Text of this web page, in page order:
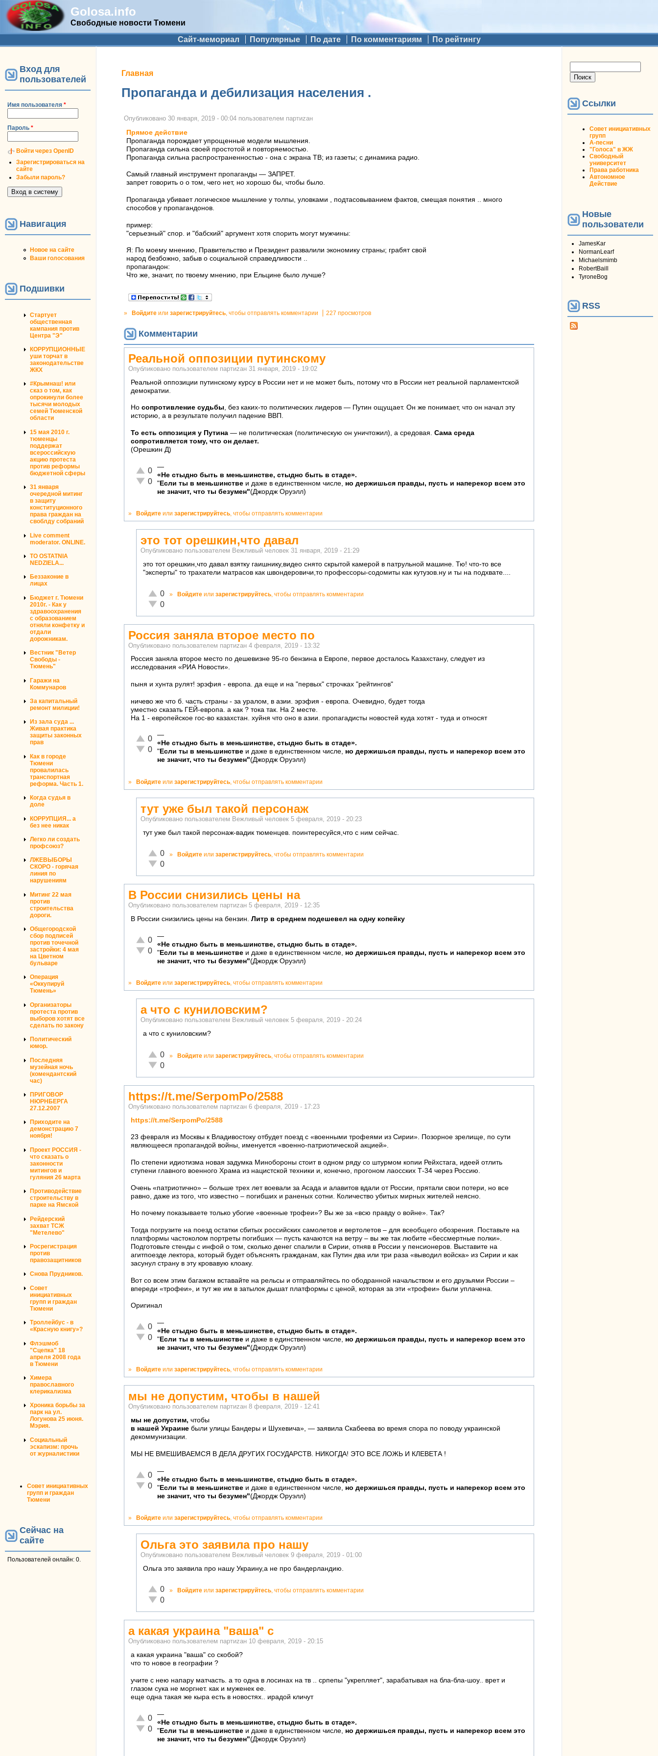
Golosa.info
Свободные новости Тюмени
Дополнительное меню Сайт-мемориал Популярные По дате По комментариям По рейтингу
Вход для
пользователей
Имя пользователя *
Пароль *
Войти через OpenID
Зарегистрироваться на
сайте
Забыли пароль?
Навигация
Новое на сайте
Ваши голосования
Подшивки
Стартует
общественная
кампания против
Центра "Э"
КОРРУПЦИОННЫЕ
уши торчат в
законодательстве
ЖКХ
#Крымнаш! или
сказ о том, как
опрокинули более
тысячи молодых
семей Тюменской
области
15 мая 2010 г.
тюменцы
поддержат
всероссийскую
акцию протеста
против реформы
бюджетной сферы
31 января
очередной митинг
в защиту
конституционного
права граждан на
своблду собраний
Live comment
moderator. ONLINE.
TO OSTATNIA
NEDZIELA...
Беззаконие в
лицах
Бюджет г. Тюмени
2010г. - Как у
здравоохранения
с образованием
отняли конфетку и
отдали
дорожникам.
Вестник "Ветер
Свободы -
Тюмень"
Гаражи на
Коммунаров
За капитальный
ремонт милиции!
Из зала суда ...
Живая практика
защиты законных
прав
Как в городе
Тюмени
провалилась
транспортная
реформа. Часть 1.
Когда судья в
доле
КОРРУПЦИЯ... а
без нее никак
Легко ли создать
профсоюз?
ЛЖЕВЫБОРЫ
СКОРО - горячая
линия по
нарушениям
Митинг 22 мая
против
строительства
дороги.
Общегородской
сбор подписей
против точечной
застройки: 4 мая
на Цветном
бульваре
Операция
«Оккупируй
Тюмень»
Организаторы
протеста против
выборов хотят все
сделать по закону
Политический
юмор.
Последняя
музейная ночь
(комендантский
час)
ПРИГОВОР
НЮРНБЕРГА
27.12.2007
Приходите на
демонстрацию 7
ноября!
Проект РОССИЯ -
что сказать о
законности
митингов и
гуляния 26 марта
Противодействие
строительству в
парке на Ямской
Рейдерский
захват ТСЖ
"Метелево"
Росрегистрация
против
правозащитников
Снова Прудников.
Совет
инициативных
групп и граждан
Тюмени
Троллейбус - в
«Красную книгу»?
Флэшмоб
"Сцепка" 18
апреля 2008 года
в Тюмени
Химера
православного
клерикализма
Хроника борьбы за
парк на ул.
Логунова 25 июня.
Мэрия.
Социальный
эскапизм: прочь
от журналистики
Совет инициативных
групп и граждан
Тюмени
Сейчас на
сайте
Пользователей онлайн: 0.
Вы здесь
Главная
Пропаганда и дебилизация населения .
Опубликовано 30 января, 2019 - 00:04 пользователем партиzан
Прямое действие
Пропаганда порождает упрощенные модели мышления.
Пропаганда сильна своей простотой и повторяемостью.
Пропаганда сильна распространенностью - она с экрана ТВ; из газеты; с динамика радио.
Самый главный инструмент пропаганды — ЗАПРЕТ.
запрет говорить о о том, чего нет, но хорошо бы, чтобы было.
Пропаганда убивает логическое мышление у толпы, уловками , подтасовыванием фактов, смещая понятия .. много
способов у пропагандонов.
пример:
"серьезный" спор. и "бабский" аргумент хотя спорить могут мужчины:
Я: По моему мнению, Правительство и Президент развалили экономику страны; грабят свой
народ безбожно, забыв о социальной справедливости ..
пропагандон:
Что же, значит, по твоему мнению, при Ельцине было лучше?
» Войдите или зарегистрируйтесь, чтобы отправлять комментарии 227 просмотров
Комментарии
Реальной оппозиции путинскому
Опубликовано пользователем партиzан 31 января, 2019 - 19:02
Реальной оппозиции путинскому курсу в России нет и не может быть, потому что в России нет реальной парламентской
демократии.
Но сопротивление судьбы, без каких-то политических лидеров — Путин ощущает. Он же понимает, что он начал эту
историю, а в результате получил падение ВВП.
То есть оппозиция у Путина — не политическая (политическую он уничтожил), а средовая. Сама среда
сопротивляется тому, что он делает.
(Орешкин Д)
Отлично!
0
Неадекватно!
0
—
«Не стыдно быть в меньшинстве, стыдно быть в стаде».
"Если ты в меньшинстве и даже в единственном числе, но держишься правды, пусть и наперекор всем это
не значит, что ты безумен"(Джордж Оруэлл)
» Войдите или зарегистрируйтесь, чтобы отправлять комментарии
это тот орешкин,что давал
Опубликовано пользователем Вежливый человек 31 января, 2019 - 21:29
это тот орешкин,что давал взятку гаишнику,видео снято скрытой камерой в патрульной машине. Тю! что-то все
"эксперты" то трахатели матрасов как швондеровичи,то профессоры-содомиты как кутузов.ну и ты на подхвате....
Отлично!
0
Неадекватно!
0
» Войдите или зарегистрируйтесь, чтобы отправлять комментарии
Россия заняла второе место по
Опубликовано пользователем партиzан 4 февраля, 2019 - 13:32
Россия заняла второе место по дешевизне 95-го бензина в Европе, первое досталось Казахстану, следует из
исследования «РИА Новости».
пыня и хунта рулят! эрэфия - европа. да еще и на "первых" строчках "рейтингов"
ничево же что б. часть страны - за уралом, в азии. эрэфия - европа. Очевидно, будет тогда
уместно сказать ГЕЙ-европа. а как ? тока так. На 2 месте.
На 1 - европейское гос-во казахстан. хуйня что оно в азии. пропагадисты новостей куда хотят - туда и относят
Отлично!
0
Неадекватно!
0
—
«Не стыдно быть в меньшинстве, стыдно быть в стаде».
" Если ты в меньшинстве и даже в единственном числе, но держишься правды, пусть и наперекор всем это
не значит, что ты безумен"(Джордж Оруэлл)
» Войдите или зарегистрируйтесь, чтобы отправлять комментарии
тут уже был такой персонаж
Опубликовано пользователем Вежливый человек 5 февраля, 2019 - 20:23
тут уже был такой персонаж-вадик тюменцев. поинтересуйся,что с ним сейчас.
Отлично!
0
Неадекватно!
0
» Войдите или зарегистрируйтесь, чтобы отправлять комментарии
В России снизились цены на
Опубликовано пользователем партиzан 5 февраля, 2019 - 12:35
В России снизились цены на бензин. Литр в среднем подешевел на одну копейку
Отлично!
0
Неадекватно!
0
—
«Не стыдно быть в меньшинстве, стыдно быть в стаде».
" Если ты в меньшинстве и даже в единственном числе, но держишься правды, пусть и наперекор всем это
не значит, что ты безумен"(Джордж Оруэлл)
» Войдите или зарегистрируйтесь, чтобы отправлять комментарии
а что с куниловским?
Опубликовано пользователем Вежливый человек 5 февраля, 2019 - 20:24
а что с куниловским?
Отлично!
0
Неадекватно!
0
» Войдите или зарегистрируйтесь , чтобы отправлять комментарии
https://t.me/SerpomPo/2588
Опубликовано пользователем партиzан 6 февраля, 2019 - 17:23
https://t.me/SerpomPo/2588
23 февраля из Москвы к Владивостоку отбудет поезд с «военными трофеями из Сирии». Позорное зрелище, по сути
являющееся пропагандой войны, именуется «военно-патриотической акцией».
По степени идиотизма новая задумка Минобороны стоит в одном ряду со штурмом копии Рейхстага, идеей отлить
ступени главного военного Храма из нацистской техники и, конечно, прогоном лаосских Т-34 через Россию.
Очень «патриотично» – больше трех лет воевали за Асада и алавитов вдали от России, прятали свои потери, но все
равно, даже из того, что известно – погибших и раненых сотни. Количество убитых мирных жителей неясно.
Но почему показываете только убогие «военные трофеи»? Вы же за «всю правду о войне». Так?
Тогда погрузите на поезд остатки сбитых российских самолетов и вертолетов – для всеобщего обозрения. Поставьте на
платформы частоколом портреты погибших — пусть качаются на ветру – вы же так любите «бессмертные полки».
Подготовьте стенды с инфой о том, сколько денег спалили в Сирии, отняв в России у пенсионеров. Выставите на
агитпоезде лектора, который будет объяснять гражданам, как Путин два или три раза «выводил войска» из Сирии и как
засунул страну в эту кровавую клоаку.
Вот со всем этим багажом вставайте на рельсы и отправляйтесь по ободранной начальством и его друзьями России –
впереди «трофеи», и тут же им в затылок дышат платформы с ценой, которая за эти «трофеи» были уплачена.
Оригинал
Отлично!
0
Неадекватно!
0
—
«Не стыдно быть в меньшинстве, стыдно быть в стаде».
" Если ты в меньшинстве и даже в единственном числе, но держишься правды, пусть и наперекор всем это
не значит, что ты безумен"(Джордж Оруэлл)
» Войдите или зарегистрируйтесь, чтобы отправлять комментарии
мы не допустим, чтобы в нашей
Опубликовано пользователем партиzан 8 февраля, 2019 - 12:41
мы не допустим, чтобы
в нашей Украине были улицы Бандеры и Шухевича», — заявила Скабеева во время спора по поводу украинской
декоммунизации.
МЫ НЕ ВМЕШИВАЕМСЯ В ДЕЛА ДРУГИХ ГОСУДАРСТВ. НИКОГДА! ЭТО ВСЕ ЛОЖЬ И КЛЕВЕТА !
Отлично!
0
Неадекватно!
0
—
«Не стыдно быть в меньшинстве, стыдно быть в стаде».
"Если ты в меньшинстве и даже в единственном числе, но держишься правды, пусть и наперекор всем это
не значит, что ты безумен"(Джордж Оруэлл)
» Войдите или зарегистрируйтесь, чтобы отправлять комментарии
Ольга это заявила про нашу
Опубликовано пользователем Вежливый человек 9 февраля, 2019 - 01:00
Ольга это заявила про нашу Украину,а не про бандерландию.
Отлично!
0
Неадекватно!
0
» Войдите или зарегистрируйтесь, чтобы отправлять комментарии
а какая украина "ваша" с
Опубликовано пользователем партиzан 10 февраля, 2019 - 20:15
а какая украина "ваша" со скобой?
что то новое в географии ?
учите с нею напару матчасть. а то одна в лосинах на тв .. српепы "укрепляет", зарабатывая на бла-бла-шоу.. врет и
глазом сука не моргнет. как и муженек ее.
еще одна такая же кыра есть в новостях.. ирадой кличут
Отлично!
0
Неадекватно!
0
—
«Не стыдно быть в меньшинстве, стыдно быть в стаде».
"Если ты в меньшинстве и даже в единственном числе, но держишься правды, пусть и наперекор всем это
не значит, что ты безумен"(Джордж Оруэлл)
Ссылки
Совет инициативных
групп
А-песни
"Голоса" в ЖЖ
Свободный
университет
Права работника
Автономное
Действие
Новые
пользователи
JamesKar
NormanLearf
Michaelsmimb
RobertBaill
TyroneBog
RSS